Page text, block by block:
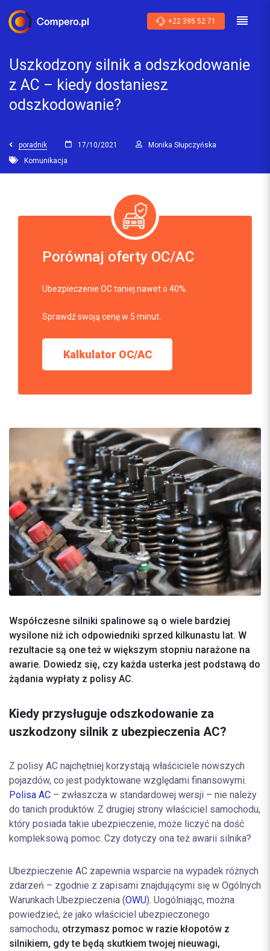
+22 395 52 71
Uszkodzony silnik a odszkodowanie
z AC – kiedy dostaniesz
odszkodowanie?
poradnik 17/10/2021
Monika Słupczyńska
Komunikacja
Porównaj oferty OC/AC
Ubezpieczenie OC taniej nawet o 40%.
Sprawdź swoją cenę w 5 minut.
Kalkulator OC/AC
Współczesne silniki spalinowe są o wiele bardziej
wysilone niż ich odpowiedniki sprzed kilkunastu lat. W
rezultacie są one też w większym stopniu narażone na
awarie. Dowiedz się, czy każda usterka jest podstawą do
żądania wypłaty z polisy AC.
Kiedy przysługuje odszkodowanie za
uszkodzony silnik z ubezpieczenia AC?
Z polisy AC najchętniej korzystają właściciele nowszych
pojazdów, co jest podyktowane względami finansowymi.
Polisa AC – zwłaszcza w standardowej wersji – nie należy
do tanich produktów. Z drugiej strony właściciel samochodu,
który posiada takie ubezpieczenie, może liczyć na dość
kompleksową pomoc. Czy dotyczy ona też awarii silnika?
Ubezpieczenie AC zapewnia wsparcie na wypadek różnych
zdarzeń – zgodnie z zapisami znajdującymi się w Ogólnych
Warunkach Ubezpieczenia (OWU). Uogólniając, można
powiedzieć, że jako właściciel ubezpieczonego
samochodu, otrzymasz pomoc w razie kłopotów z
silnikiem, gdy te będą skutkiem twojej nieuwagi,